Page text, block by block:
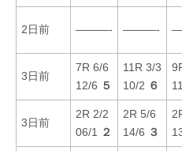
2日前 ———- ———-
3日前
7R 6/6
12/6 ５
11R 3/3
10/2 ６
3日前
2R 2/2
06/1
２
2R 5/6
14/6 ３